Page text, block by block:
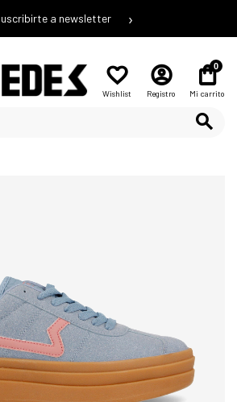
a newsletter ›
Wishlist Registro
0
Mi carrito